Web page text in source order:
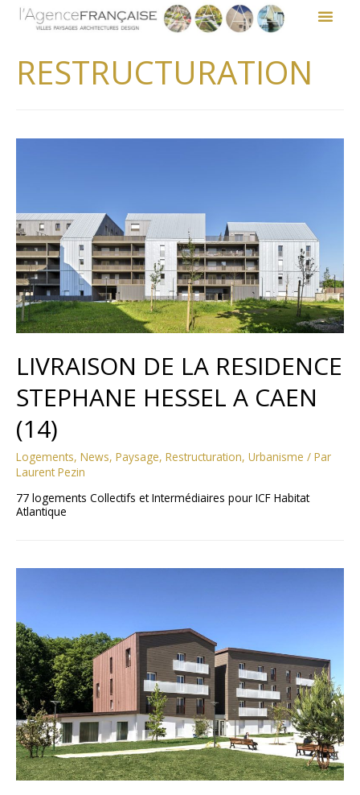
RESTRUCTURATION
LIVRAISON DE LA RESIDENCE
STEPHANE HESSEL A CAEN
(14)
Logements, News, Paysage, Restructuration, Urbanisme / Par
Laurent Pezin
77 logements Collectifs et Intermédiaires pour ICF Habitat
Atlantique